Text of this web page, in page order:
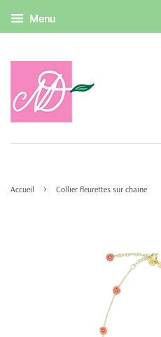
Menu
Accueil › Collier fleurettes sur chaine